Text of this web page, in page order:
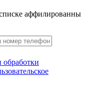
аффилированны
обработки